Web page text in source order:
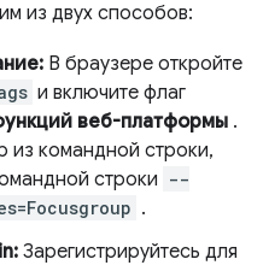
из двух способов:
В браузере откройте
и включите флаг
веб-платформы .
из командной строки,
строки --
.
Зарегистрируйтесь для